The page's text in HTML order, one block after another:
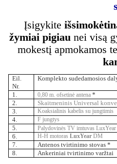
Įsigykite
žymiai pigiau nei visą
mokestį apmokamos
Eil.
Nr.
Komplekto sudedamosios
1. 0,80 m. ofsetinė antena *
2.
Skaitmeninis Universal
3.
Koaksialinis kabelis su jungtimis
4. F jungtys
5. Palydovinės TV imtuvas LuxYear
6.
H-H motorasLuxYear DM
7.
Antenos tvirtinimo stovas *
8.
Ankeriniai tvirtinimo varžtai